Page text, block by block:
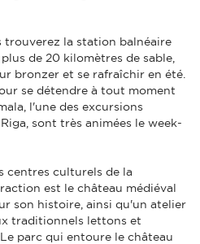
trouverez la station balnéaire
de 20 kilomètres de sable,
bronzer et se rafraîchir en été.
se détendre à tout moment
l'une des excursions
sont très animées le week-
centres culturels de la
est le château médiéval
son histoire, ainsi qu'un atelier
traditionnels lettons et
parc qui entoure le château